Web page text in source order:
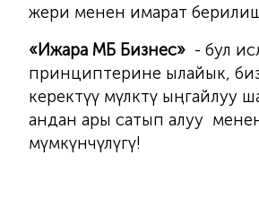
жери менен имарат
«Ижара МБ Бизнес» - бул
принциптерине ылайык,
керектүү мүлктү ыңгайлуу
андан ары сатып алуу
мүмкүнчүлүгү!